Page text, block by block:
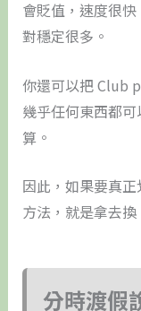
會貶值，速度很
對穩定很多。
你還可以把 Club
幾乎任何東西都
算。
因此，如果要真
方法，就是拿去
分時渡假